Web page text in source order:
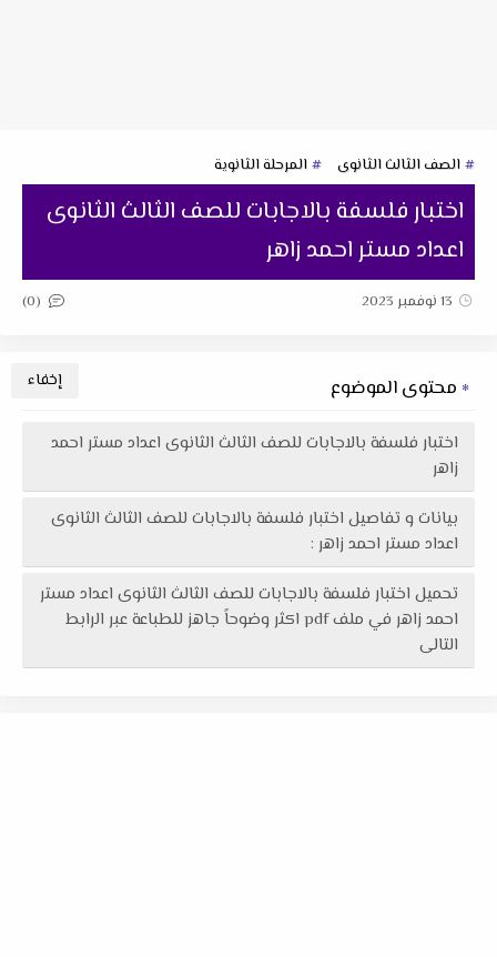
الصف الثالث الثانوى المرحلة الثانوية
اختبار فلسفة بالاجابات للصف الثالث الثانوى
اعداد مستر احمد زاهر
13 نوفمبر 2023 (0)
محتوى الموضوع
اختبار فلسفة بالاجابات للصف الثالث الثانوى اعداد مستر احمد
زاهر
بيانات و تفاصيل اختبار فلسفة بالاجابات للصف الثالث الثانوى
اعداد مستر احمد زاهر :
تحميل اختبار فلسفة بالاجابات للصف الثالث الثانوى اعداد مستر
احمد زاهر في ملف pdf اكثر وضوحاً جاهز للطباعة عبر الرابط
التالى